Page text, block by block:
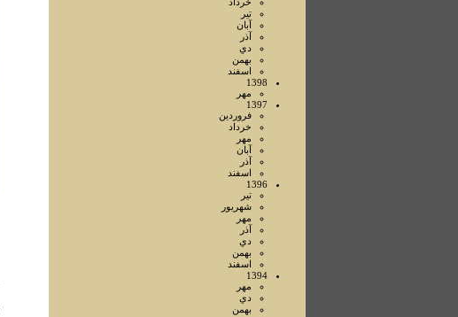
تير
آبان
آذر
دي
بهمن
اسفند
1398
مهر
1397
فروردين
خرداد
مهر
آبان
آذر
اسفند
1396
تير
شهريور
مهر
آذر
دي
بهمن
اسفند
1394
مهر
دي
بهمن